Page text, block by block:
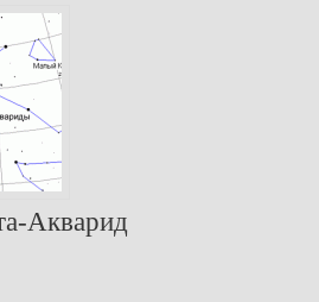
Акварид